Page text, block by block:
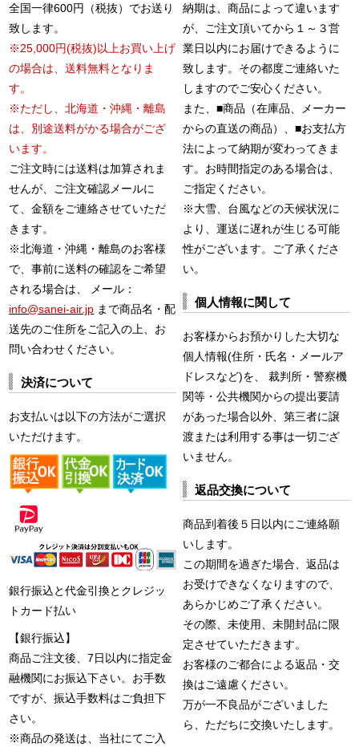
全国一律600円（税抜）でお送り
致します。
※25,000円(税抜)以上お買い上げ
の場合は、送料無料となりま
す。
※ただし、北海道・沖縄・離島
は、別途送料がかる場合がござ
います。
ご注文時には送料は加算されま
せんが、ご注文確認メールに
て、金額をご連絡させていただ
きます。
※北海道・沖縄・離島のお客様
で、事前に送料の確認をご希望
される場合は、 メール：
info@sanei-air.jp まで商品名・配
送先のご住所をご記入の上、お
問い合わせください。
決済について
お支払いは以下の方法がご選択
いただけます。
銀行振込と代金引換とクレジッ
トカード払い
【銀行振込】
商品ご注文後、7日以内に指定金
融機関にお振込下さい。お手数
ですが、振込手数料はご負担下
さい。
※商品の発送は、当社にてご入
納期は、商品によって違います
が、ご注文頂いてから１～３営
業日以内にお届けできるように
致します。その都度ご連絡いた
しますのでご安心ください。
また、■商品（在庫品、メーカー
からの直送の商品）、■お支払方
法によって納期が変わってきま
す。お時間指定のある場合は、
ご指定ください。
※大雪、台風などの天候状況に
より、運送に遅れが生じる可能
性がございます。ご了承くださ
い。
個人情報に関して
お客様からお預かりした大切な
個人情報(住所・氏名・メールア
ドレスなど)を、 裁判所・警察機
関等・公共機関からの提出要請
があった場合以外、第三者に譲
渡または利用する事は一切ござ
いません。
返品交換について
商品到着後５日以内にご連絡願
いします。
この期間を過ぎた場合、返品は
お受けできなくなりますので、
あらかじめご了承ください。
その際、未使用、未開封品に限
定させていただきます。
お客様のご都合による返品・交
換はご遠慮ください。
万が一不良品がございました
ら、ただちに交換いたします。